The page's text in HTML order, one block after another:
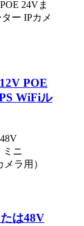
POE
WiFiル
は48V